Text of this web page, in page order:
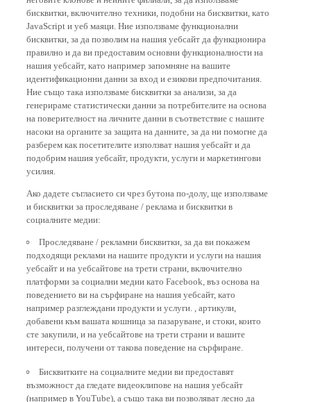
бисквитки, включително техники, подобни на бисквитки, като
JavaScript и уеб маяци. Ние използваме функционални
бисквитки, за да позволим на нашия уебсайт да функционира
правилно и да ви предоставим основни функционалности на
нашия уебсайт, като например запомняне на вашите
идентификационни данни за вход и езикови предпочитания.
Ние също така използваме бисквитки за анализи, за да
генерираме статистически данни за потребителите на основа
на поверителност на личните данни в съответствие с нашите
насоки на органите за защита на данните, за да ни помогне да
разберем как посетителите използват нашия уебсайт и да
подобрим нашия уебсайт, продукти, услуги и маркетингови
усилия.
Ако дадете съгласието си чрез бутона по-долу, ще използваме
и бисквитки за проследяване / реклама и бисквитки в
социалните медии:
Проследяване / рекламни бисквитки, за да ви покажем
подходящи реклами на нашите продукти и услуги на нашия
уебсайт и на уебсайтове на трети страни, включително
платформи за социални медии като Facebook, въз основа на
поведението ви на сърфиране на нашия уебсайт, като
например разглеждани продукти и услуги. , артикули,
добавени към вашата кошница за пазаруване, и стоки, които
сте закупили, и на уебсайтове на трети страни и вашите
интереси, получени от такова поведение на сърфиране.
Бисквитките на социалните медии ви предоставят
възможност да гледате видеоклипове на нашия уебсайт
(например в YouTube), а също така ви позволяват лесно да